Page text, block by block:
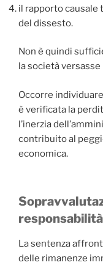
il rapporto causale
del dissesto.
Non è quindi
la società
Occorre
è verificata la
l’inerzia
contribuito al
economica.
La sentenza
delle rimanenze